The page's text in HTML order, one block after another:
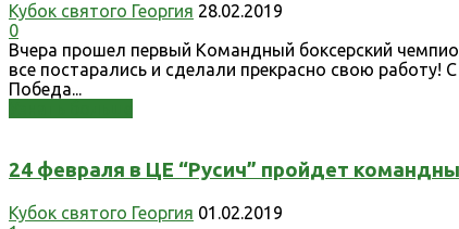
Кубок святого Георгия 28.02.2019
0
Вчера прошел первый Командный боксерский
все постарались и сделали прекрасно свою
Победа...
24 февраля в ЦЕ “Русич” пройдет
Кубок святого Георгия 01.02.2019